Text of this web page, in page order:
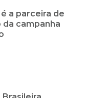
a parceira de
campanha